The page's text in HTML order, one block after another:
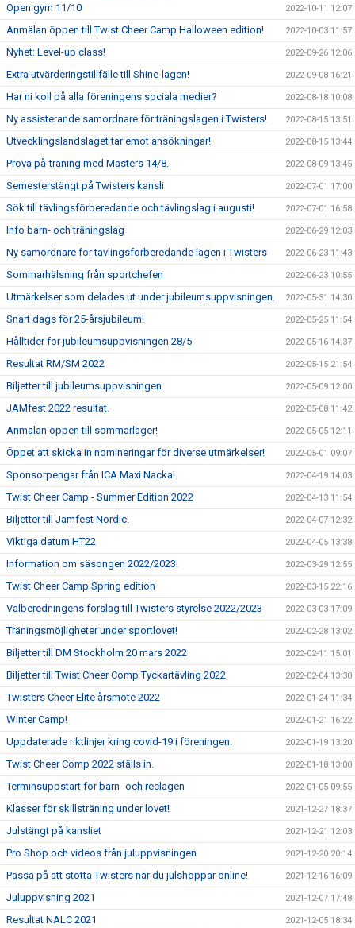
Open gym 11/10 2022-10-11 12:07
Anmälan öppen till Twist Cheer Camp Halloween edition! 2022-10-03 11:57
Nyhet: Level-up class! 2022-09-26 12:06
Extra utvärderingstillfälle till Shine-lagen! 2022-09-08 16:21
Har ni koll på alla föreningens sociala medier? 2022-08-18 10:08
Ny assisterande samordnare för träningslagen i Twisters! 2022-08-15 13:51
Utvecklingslandslaget tar emot ansökningar! 2022-08-15 13:44
Prova på-träning med Masters 14/8. 2022-08-09 13:45
Semesterstängt på Twisters kansli 2022-07-01 17:00
Sök till tävlingsförberedande och tävlingslag i augusti! 2022-07-01 16:58
Info barn- och träningslag 2022-06-29 12:03
Ny samordnare för tävlingsförberedande lagen i Twisters 2022-06-23 11:43
Sommarhälsning från sportchefen 2022-06-23 10:55
Utmärkelser som delades ut under jubileumsuppvisningen. 2022-05-31 14:30
Snart dags för 25-årsjubileum! 2022-05-25 11:54
Hålltider för jubileumsuppvisningen 28/5 2022-05-16 14:37
Resultat RM/SM 2022 2022-05-15 21:54
Biljetter till jubileumsuppvisningen. 2022-05-09 12:00
JAMfest 2022 resultat. 2022-05-08 11:42
Anmälan öppen till sommarläger! 2022-05-05 12:11
Öppet att skicka in nomineringar för diverse utmärkelser! 2022-05-01 09:07
Sponsorpengar från ICA Maxi Nacka! 2022-04-19 14:03
Twist Cheer Camp - Summer Edition 2022 2022-04-13 11:54
Biljetter till Jamfest Nordic! 2022-04-07 12:32
Viktiga datum HT22 2022-04-05 13:38
Information om säsongen 2022/2023! 2022-03-29 12:55
Twist Cheer Camp Spring edition 2022-03-15 22:16
Valberedningens förslag till Twisters styrelse 2022/2023 2022-03-03 17:09
Träningsmöjligheter under sportlovet! 2022-02-28 13:02
Biljetter till DM Stockholm 20 mars 2022 2022-02-11 15:01
Biljetter till Twist Cheer Comp Tyckartävling 2022 2022-02-04 13:30
Twisters Cheer Elite årsmöte 2022 2022-01-24 11:34
Winter Camp! 2022-01-21 16:22
Uppdaterade riktlinjer kring covid-19 i föreningen. 2022-01-19 13:20
Twist Cheer Comp 2022 ställs in. 2022-01-18 13:00
Terminsuppstart för barn- och reclagen 2022-01-05 09:55
Klasser för skillsträning under lovet! 2021-12-27 18:37
Julstängt på kansliet 2021-12-21 12:03
Pro Shop och videos från juluppvisningen 2021-12-20 20:14
Passa på att stötta Twisters när du julshoppar online! 2021-12-16 16:09
Juluppvisning 2021 2021-12-07 17:48
Resultat NALC 2021 2021-12-05 18:34